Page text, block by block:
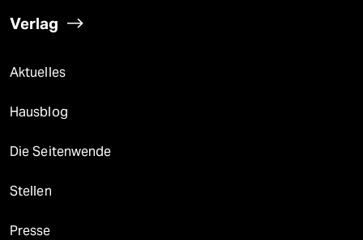
Verlag
Aktuelles
Hausblog
Die Seitenwende
Stellen
Presse